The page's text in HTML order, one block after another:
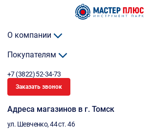
О компании
Покупателям
+7 (3822) 52-34-73
Заказать звонок
Адреса магазинов в г. Томск
ул. Шевченко, 44 ст. 46